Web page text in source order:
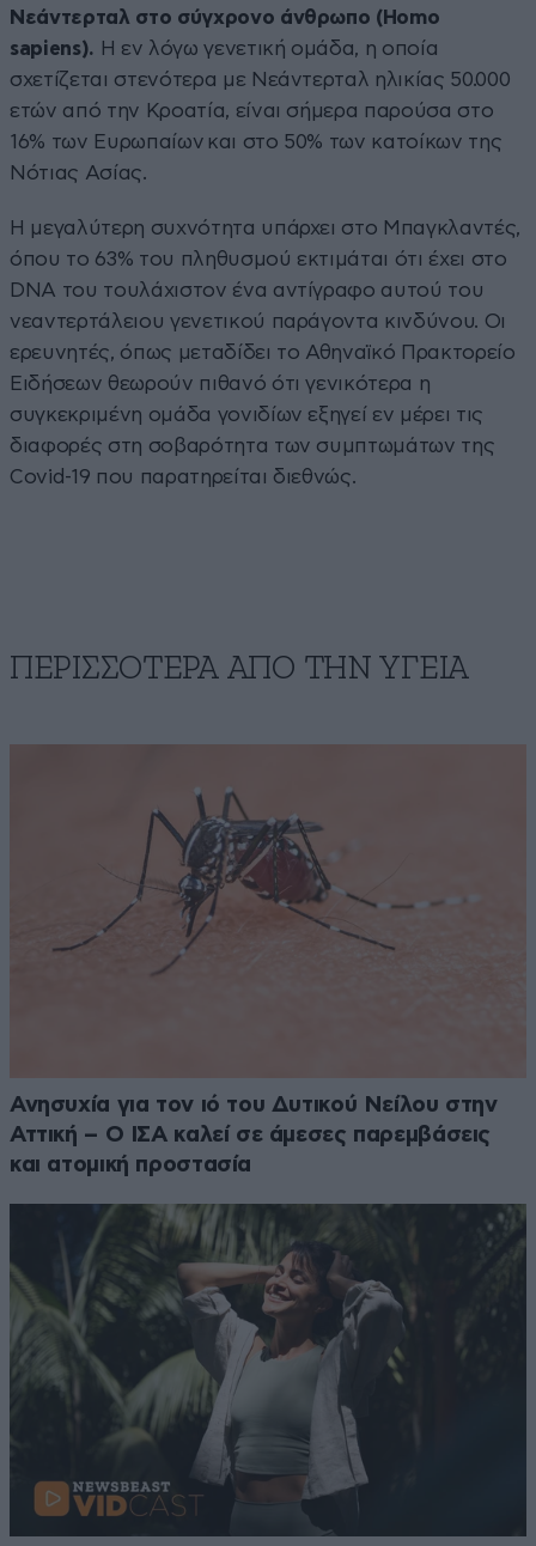
Νεάντερταλ στο σύγχρονο άνθρωπο (Homo
sapiens). Η εν λόγω γενετική ομάδα, η οποία
σχετίζεται στενότερα με Νεάντερταλ ηλικίας 50.000
ετών από την Κροατία, είναι σήμερα παρούσα στο
16% των Ευρωπαίων και στο 50% των κατοίκων της
Νότιας Ασίας.
Η μεγαλύτερη συχνότητα υπάρχει στο Μπαγκλαντές,
όπου το 63% του πληθυσμού εκτιμάται ότι έχει στο
DNA του τουλάχιστον ένα αντίγραφο αυτού του
νεαντερτάλειου γενετικού παράγοντα κινδύνου. Οι
ερευνητές, όπως μεταδίδει το Αθηναϊκό Πρακτορείο
Ειδήσεων θεωρούν πιθανό ότι γενικότερα η
συγκεκριμένη ομάδα γονιδίων εξηγεί εν μέρει τις
διαφορές στη σοβαρότητα των συμπτωμάτων της
Covid-19 που παρατηρείται διεθνώς.
ΠΕΡΙΣΣΟΤΕΡΑ ΑΠΟ ΤΗΝ ΥΓΕΙΑ
Ανησυχία για τον ιό του Δυτικού Νείλου στην
Αττική – Ο ΙΣΑ καλεί σε άμεσες παρεμβάσεις
και ατομική προστασία